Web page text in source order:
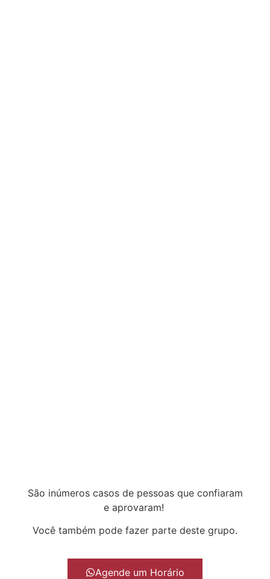
São inúmeros casos de pessoas que confiaram
e aprovaram!
Você também pode fazer parte deste grupo.
Agende um Horário